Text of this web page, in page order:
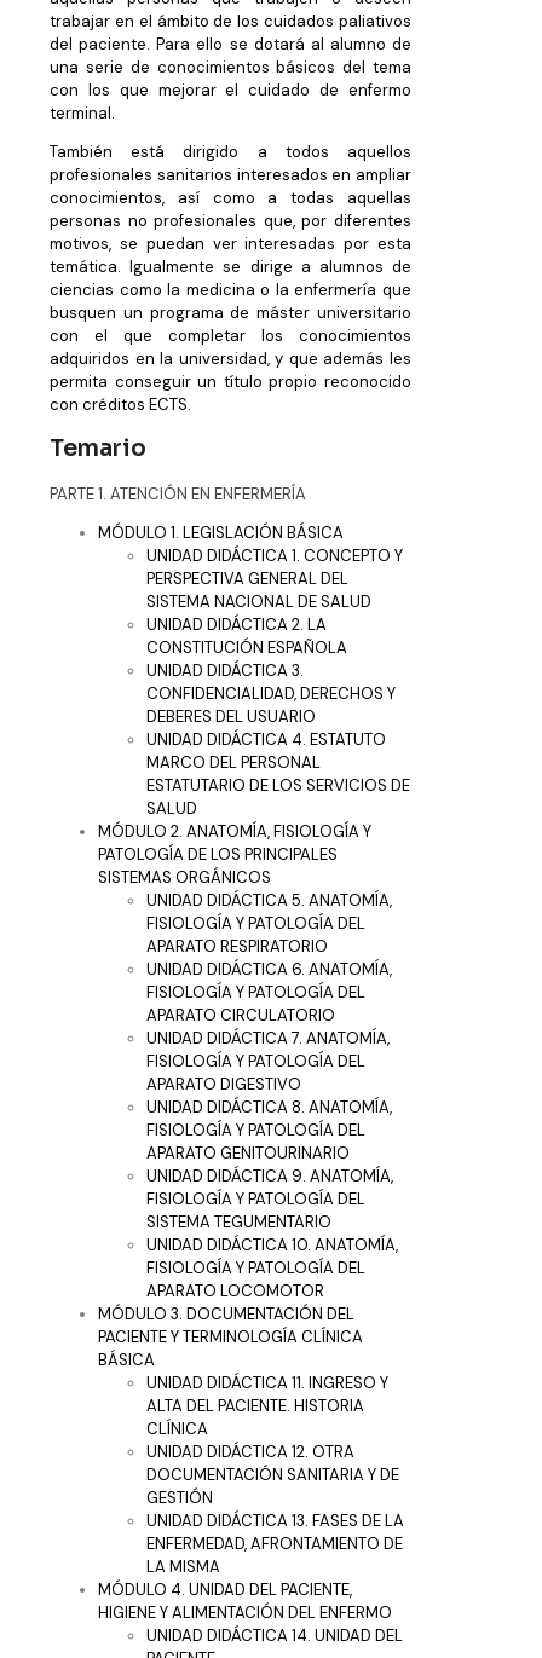
trabajar en el ámbito de los cuidados paliativos
del paciente. Para ello se dotará al alumno de
una serie de conocimientos básicos del tema
con los que mejorar el cuidado de enfermo
terminal.
También está dirigido a todos aquellos
profesionales sanitarios interesados en ampliar
conocimientos, así como a todas aquellas
personas no profesionales que, por diferentes
motivos, se puedan ver interesadas por esta
temática. Igualmente se dirige a alumnos de
ciencias como la medicina o la enfermería que
busquen un programa de máster universitario
con el que completar los conocimientos
adquiridos en la universidad, y que además les
permita conseguir un título propio reconocido
con créditos ECTS.
Temario
PARTE 1. ATENCIÓN EN ENFERMERÍA
MÓDULO 1. LEGISLACIÓN BÁSICA
UNIDAD DIDÁCTICA 1. CONCEPTO Y
PERSPECTIVA GENERAL DEL
SISTEMA NACIONAL DE SALUD
UNIDAD DIDÁCTICA 2. LA
CONSTITUCIÓN ESPAÑOLA
UNIDAD DIDÁCTICA 3.
CONFIDENCIALIDAD, DERECHOS Y
DEBERES DEL USUARIO
UNIDAD DIDÁCTICA 4. ESTATUTO
MARCO DEL PERSONAL
ESTATUTARIO DE LOS SERVICIOS DE
SALUD
MÓDULO 2. ANATOMÍA, FISIOLOGÍA Y
PATOLOGÍA DE LOS PRINCIPALES
SISTEMAS ORGÁNICOS
UNIDAD DIDÁCTICA 5. ANATOMÍA,
FISIOLOGÍA Y PATOLOGÍA DEL
APARATO RESPIRATORIO
UNIDAD DIDÁCTICA 6. ANATOMÍA,
FISIOLOGÍA Y PATOLOGÍA DEL
APARATO CIRCULATORIO
UNIDAD DIDÁCTICA 7. ANATOMÍA,
FISIOLOGÍA Y PATOLOGÍA DEL
APARATO DIGESTIVO
UNIDAD DIDÁCTICA 8. ANATOMÍA,
FISIOLOGÍA Y PATOLOGÍA DEL
APARATO GENITOURINARIO
UNIDAD DIDÁCTICA 9. ANATOMÍA,
FISIOLOGÍA Y PATOLOGÍA DEL
SISTEMA TEGUMENTARIO
UNIDAD DIDÁCTICA 10. ANATOMÍA,
FISIOLOGÍA Y PATOLOGÍA DEL
APARATO LOCOMOTOR
MÓDULO 3. DOCUMENTACIÓN DEL
PACIENTE Y TERMINOLOGÍA CLÍNICA
BÁSICA
UNIDAD DIDÁCTICA 11. INGRESO Y
ALTA DEL PACIENTE. HISTORIA
CLÍNICA
UNIDAD DIDÁCTICA 12. OTRA
DOCUMENTACIÓN SANITARIA Y DE
GESTIÓN
UNIDAD DIDÁCTICA 13. FASES DE LA
ENFERMEDAD, AFRONTAMIENTO DE
LA MISMA
MÓDULO 4. UNIDAD DEL PACIENTE,
HIGIENE Y ALIMENTACIÓN DEL ENFERMO
UNIDAD DIDÁCTICA 14. UNIDAD DEL